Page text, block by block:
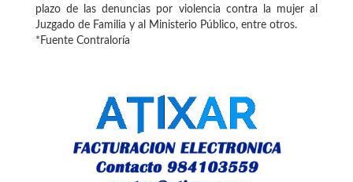
plazo de las denuncias por violencia contra la mujer al
Juzgado de Familia y al Ministerio Público, entre otros.
*Fuente Contraloría